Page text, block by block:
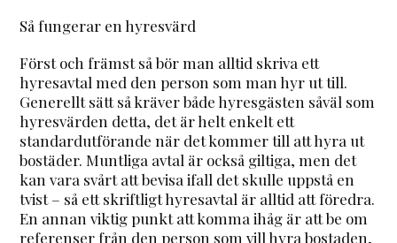
Så fungerar en hyresvärd
Först och främst så bör man alltid skriva ett
hyresavtal med den person som man hyr ut till.
Generellt sätt så kräver både hyresgästen såväl som
hyresvärden detta, det är helt enkelt ett
standardutförande när det kommer till att hyra ut
bostäder. Muntliga avtal är också giltiga, men det
kan vara svårt att bevisa ifall det skulle uppstå en
tvist – så ett skriftligt hyresavtal är alltid att föredra.
En annan viktig punkt att komma ihåg är att be om
referenser från den person som vill hyra bostaden,